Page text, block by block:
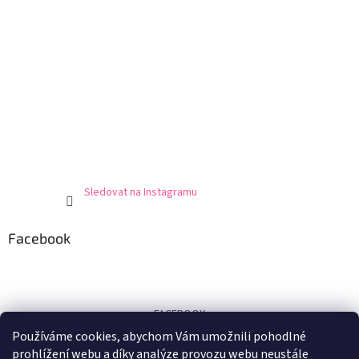
Používáme cookies, abychom Vám umožnili pohodlné
prohlížení webu a díky analýze provozu webu neustále
Sledovat na Instagramu
Facebook
FACEBOOK
Certifikát